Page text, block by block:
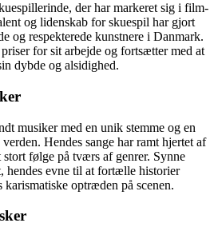
der har markeret sig i film-
og lidenskab for skuespil har gjort
og respekterede kunstnere i Danmark.
for sit arbejde og fortsætter med at
dybde og alsidighed.
musiker med en unik stemme og en
Hendes sange har ramt hjertet af
stort følge på tværs af genrer. Synne
hendes evne til at fortælle historier
karismatiske optræden på scenen.